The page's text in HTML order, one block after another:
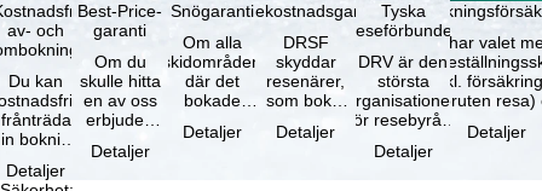
av- och
Du kan
frånträda
bokning
efter
Detaljer
Best-Price-
garanti
Om du
skulle hitta
en av oss
erbjuden
samma
Detaljer
Snögaranti
Om alla
skidområden
där det
bokade
gäller –
Detaljer
Resekostnadsgaranti
DRSF
skyddar
resenärer,
som bokat
paketresa
Detaljer
Tyska
reseförbundet
DRV är den
största
organisationen
för resebyråer
researrangörer
Detaljer
Du har valet
(inkl.
avbruten resa)
Detaljer